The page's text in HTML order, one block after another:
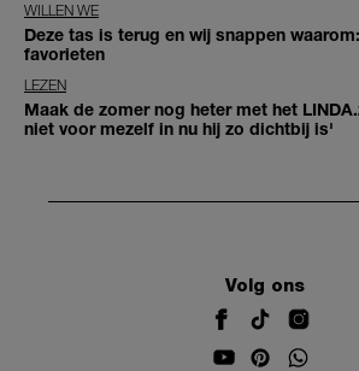
WILLEN WE
Deze tas is terug en wij snappen
favorieten
LEZEN
Maak de zomer nog heter met het
niet voor mezelf in nu hij zo dichtbij is'
Volg ons